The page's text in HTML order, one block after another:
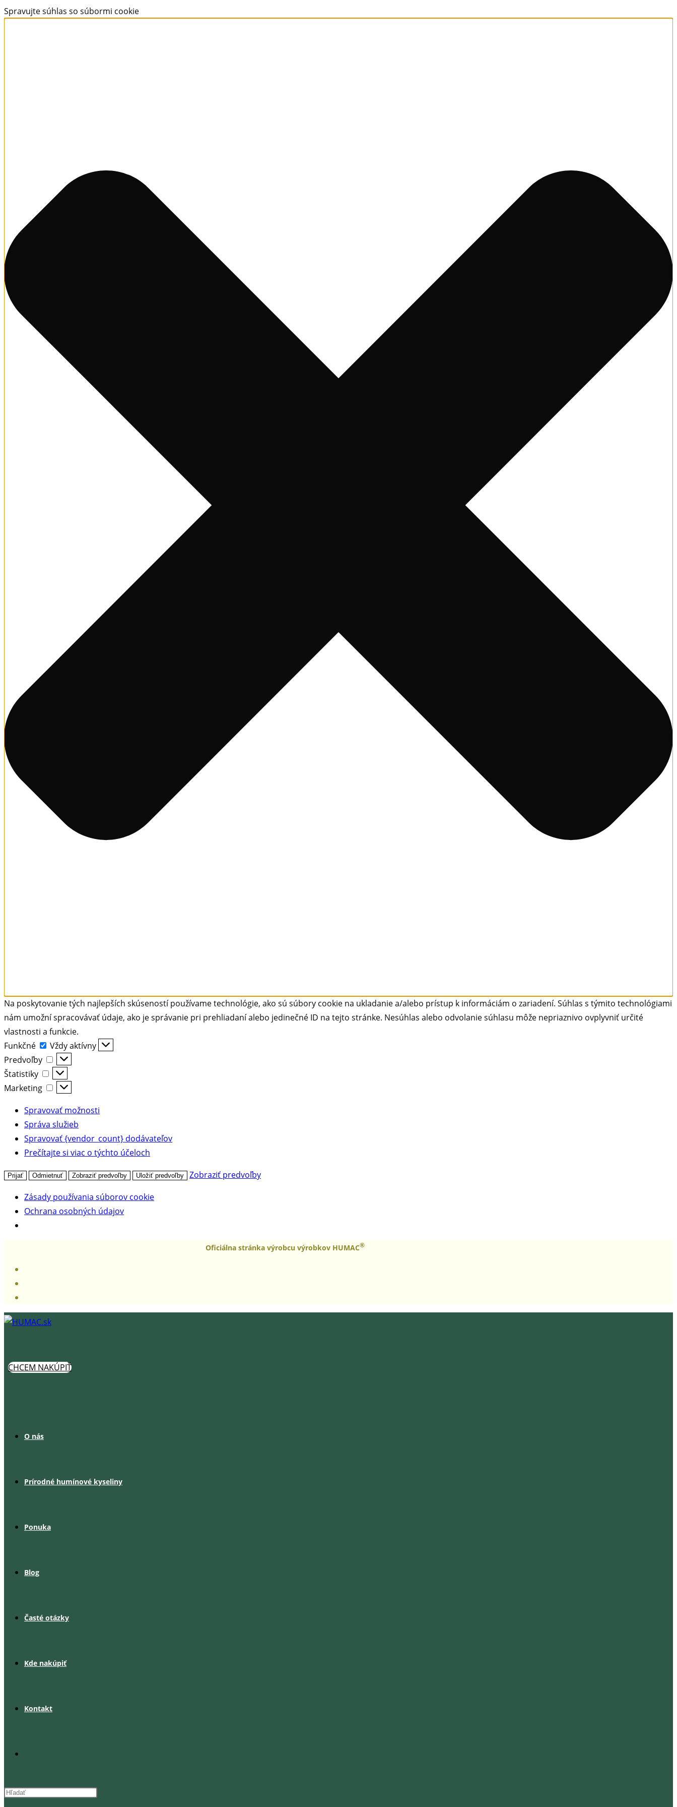
Spravujte súhlas so súbormi cookie
Na poskytovanie tých najlepších skúseností používame technológie, ako sú súbory cookie na ukladanie a/alebo prístup k informáciám o zariadení. Súhlas s týmito technológiami
nám umožní spracovávať údaje, ako je správanie pri prehliadaní alebo jedinečné ID na tejto stránke. Nesúhlas alebo odvolanie súhlasu môže nepriaznivo ovplyvniť určité
vlastnosti a funkcie.
Funkčné
Funkčné
Vždy aktívny
Predvoľby
Predvoľby
Štatistiky
Štatistiky
Marketing
Marketing
Spravovať možnosti
Správa služieb
Spravovať {vendor_count} dodávateľov
Prečítajte si viac o týchto účeloch
Prijať Odmietnuť Zobraziť predvoľby Uložiť predvoľby
Zobraziť predvoľby
Zásady používania súborov cookie
Ochrana osobných údajov
content
Oficiálna stránka výrobcu výrobkov HUMAC®
CHCEM NAKÚPIŤ
O nás
Prírodné humínové kyseliny
Ponuka
Blog
Časté otázky
Kde nakúpiť
Kontakt
website